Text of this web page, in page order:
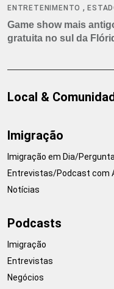
ENTRETENIMENTO ,
Game show mais
gratuita no sul da
Local &
Imigração
Imigração em Dia/
Entrevistas/Podcast com
Notícias
Podcasts
Imigração
Entrevistas
Negócios